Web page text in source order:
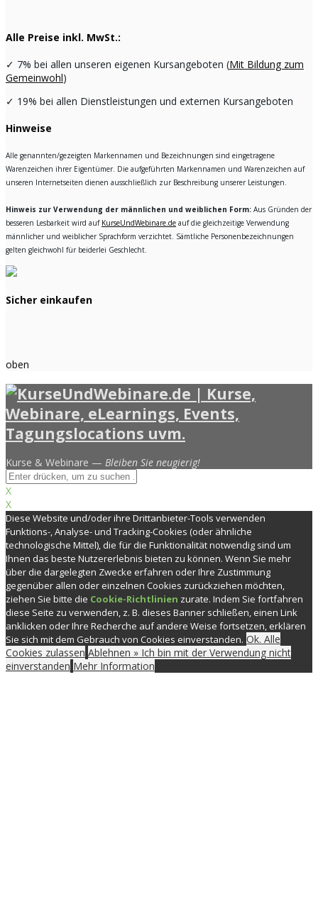
Alle Preise inkl. MwSt.:
✓ 7% bei allen unseren eigenen Kursangeboten (Mit Bildung zum
Gemeinwohl)
✓ 19% bei allen Dienstleistungen und externen Kursangeboten
Hinweise
Alle genannten/gezeigten Markennamen und Bezeichnungen sind eingetragene
Warenzeichen ihrer Eigentümer. Die aufgeführten Markennamen und Warenzeichen auf
unseren Internetseiten dienen ausschließlich zur Beschreibung unserer Leistungen.
Hinweis zur Verwendung der männlichen und weiblichen Form: Aus Gründen der
besseren Lesbarkeit wird auf KurseUndWebinare.de auf die gleichzeitige Verwendung
männlicher und weiblicher Sprachform verzichtet. Sämtliche Personenbezeichnungen
gelten gleichwohl für beiderlei Geschlecht.
Sicher einkaufen
oben
Kurse & Webinare — Bleiben Sie neugierig!
X
X
Diese Website und/oder ihre Drittanbieter-Tools verwenden
Funktions-, Analyse- und Tracking-Cookies (oder ähnliche
technologische Mittel), die für die Funktionalität notwendig sind um
Ihnen das beste Nutzererlebnis bieten zu können. Wenn Sie mehr
über die dargelegten Zwecke erfahren oder Ihre Zustimmung
gegenüber allen oder einzelnen Cookies zurückziehen möchten,
ziehen Sie bitte die Cookie-Richtlinien zurate. Indem Sie fortfahren
diese Seite zu verwenden, z. B. dieses Banner schließen, einen Link
anklicken oder Ihre Recherche auf andere Weise fortsetzen, erklären
Sie sich mit dem Gebrauch von Cookies einverstanden. Ok. Alle
Cookies zulassen Ablehnen » Ich bin mit der Verwendung nicht
einverstanden Mehr Information